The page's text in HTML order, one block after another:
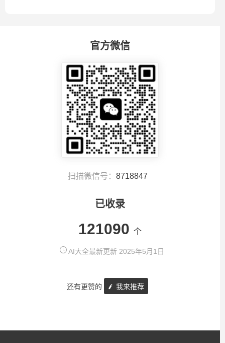
官方微信
扫描微信号： 8718847
已收录
121090 个
AI大全最新更新 2025年5月1日
还有更赞的 我来推荐